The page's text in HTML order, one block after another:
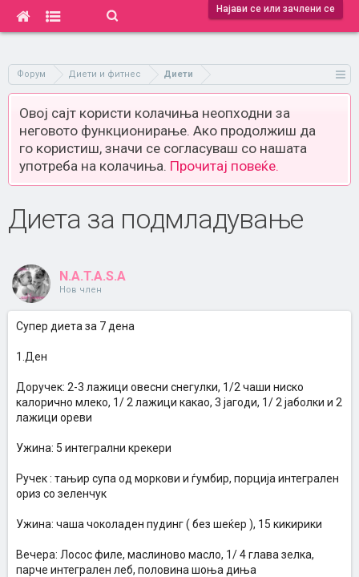
Најави се или зачлени се
Форум Диети и фитнес Диети
Овој сајт користи колачиња неопходни за
неговото функционирање. Ако продолжиш да
го користиш, значи се согласуваш со нашата
употреба на колачиња. Прочитај повеќе.
Диета за подмладување
N.A.T.A.S.A
Нов член
Супер диета за 7 дена
1.Ден
Доручек: 2-3 лажици овесни снегулки, 1/2 чаши ниско
калорично млеко, 1/ 2 лажици какао, 3 јагоди, 1/ 2 јаболки и 2
лажици ореви
Ужина: 5 интегрални крекери
Ручек : тањир супа од моркови и ѓумбир, порција интегрален
ориз со зеленчук
Ужина: чаша чоколаден пудинг ( без шеќер ), 15 кикирики
Вечера: Лосос филе, маслиново масло, 1/ 4 глава зелка,
парче интегрален леб, половина шоња диња